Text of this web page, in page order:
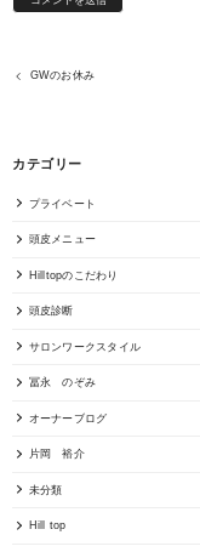
GWのお休み
カテゴリー
プライベート
頭皮メニュー
Hilltopのこだわり
頭皮診断
サロンワークスタイル
冨永 のぞみ
オーナーブログ
片岡 裕介
未分類
Hill top